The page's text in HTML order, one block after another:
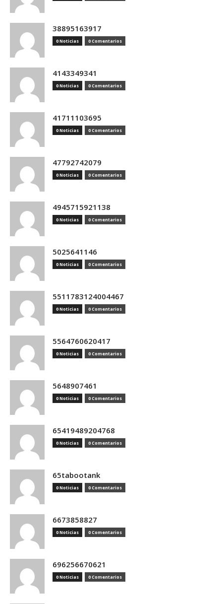
38895163917
0 Noticias 0 Comentarios
4143349341
0 Noticias 0 Comentarios
41711103695
0 Noticias 0 Comentarios
47792742079
0 Noticias 0 Comentarios
4945715921138
0 Noticias 0 Comentarios
5025641146
0 Noticias 0 Comentarios
5511783124004467
0 Noticias 0 Comentarios
5564760620417
0 Noticias 0 Comentarios
5648907461
0 Noticias 0 Comentarios
65419489204768
0 Noticias 0 Comentarios
65tabootank
0 Noticias 0 Comentarios
6673858827
0 Noticias 0 Comentarios
696256670621
0 Noticias 0 Comentarios